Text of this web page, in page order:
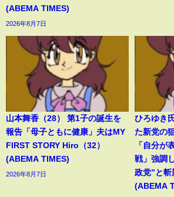
(ABEMA TIMES)
2026年8月7日
山本舞香（28） 第1子の誕生を
報告「母子ともに健康」夫はMY
FIRST STORY Hiro（32）
(ABEMA TIMES)
2026年8月7日
ひろゆき
た新党の
「自分が
戦」強調
政党”と斬
(ABEMA